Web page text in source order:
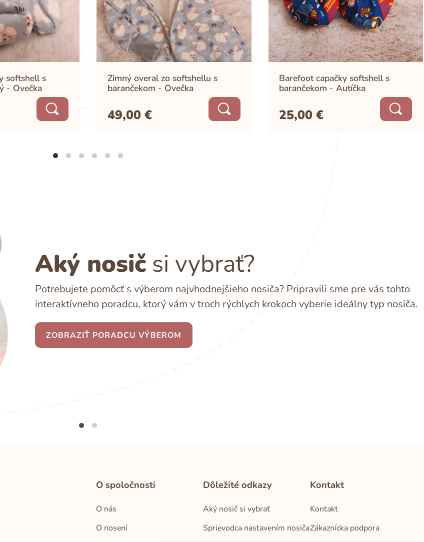
softshell s
- Ovečka
Zimný overal zo softshellu s
barančekom - Ovečka
49,00 €
Barefoot capačky softshell s
barančekom - Autíčka
25,00€
Aký nosič si vybrať?
Potrebujete pomôcť s výberom najvhodnejšieho nosiča? Pripravili sme pre vás tohto
interaktívneho poradcu, ktorý vám v troch rýchlych krokoch vyberie ideálny typ nosiča.
ZOBRAZIŤ PORADCU VÝBEROM
O spoločnosti
O nás
O nosení
Dôležité odkazy
Aký nosič si vybrať
Sprievodca nastavením nosiča
Kontakt
Kontakt
Zákaznícka podpora